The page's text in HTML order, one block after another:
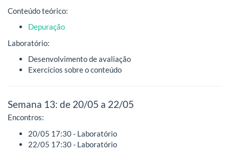
Conteúdo teórico:
Depuração
Laboratório:
Desenvolvimento de avaliação
Exercícios sobre o conteúdo
Semana 13: de 20/05 a 22/05
Encontros:
20/05 17:30 - Laboratório
22/05 17:30 - Laboratório